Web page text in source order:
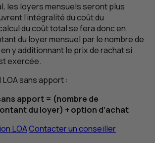
les loyers mensuels seront plus
l’intégralité du coût du
du coût total se fera donc en
du loyer mensuel par le nombre de
y additionnant le prix de rachat si
exercée.
LOAsans apport :
apport = (nombre de
du loyer) + option d’achat
LOAContacter un conseiller